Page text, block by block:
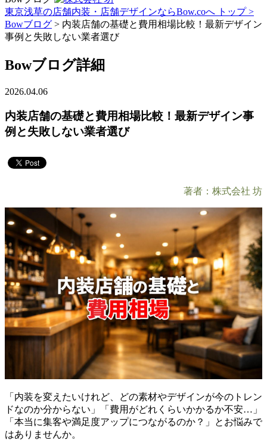
東京浅草の店舗内装・店舗デザインならBow.coへ トップ >
Bowブログ > 内装店舗の基礎と費用相場比較！最新デザイン
事例と失敗しない業者選び
Bowブログ詳細
2026.04.06
内装店舗の基礎と費用相場比較！最新デザイン事
例と失敗しない業者選び
著者：株式会社 坊
「内装を変えたいけれど、どの素材やデザインが今のトレン
ドなのか分からない」「費用がどれくらいかかるか不安…」
「本当に集客や満足度アップにつながるのか？」とお悩みで
はありませんか。